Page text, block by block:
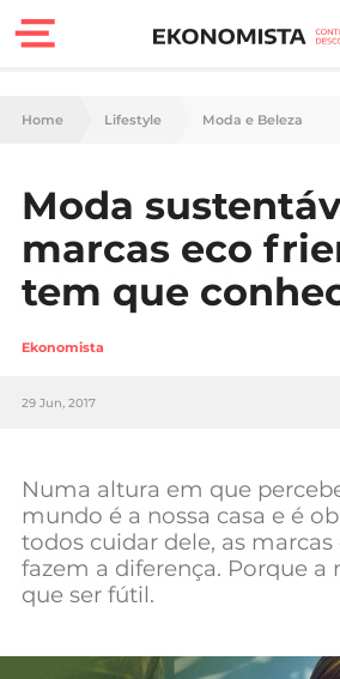
Finanças
Carreira
Casa
Lifestyle
Sociedade
Negócios
Mundial 2026
Home Lifestyle Moda e Beleza
Moda
marcas eco
tem que
Ekonomista
29 Jun, 2017
Numa altura em que
mundo é a nossa casa e é
todos cuidar dele, as
fazem a diferença. Porque a
que ser fútil.